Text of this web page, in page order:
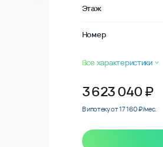
Этаж
Номер
Все характеристики
3 623 040₽
В ипотеку от 17 160 ₽/мес.